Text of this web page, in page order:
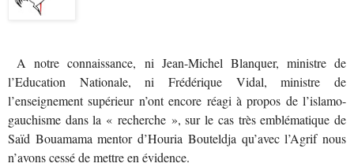
A notre connaissance, ni Jean-Michel Blanquer, ministre de
l’Education Nationale, ni Frédérique Vidal, ministre de
l’enseignement supérieur n’ont encore réagi à propos de l’islamo-
gauchisme dans la « recherche », sur le cas très emblématique de
Saïd Bouamama mentor d’Houria Bouteldja qu’avec l’Agrif nous
n’avons cessé de mettre en évidence.